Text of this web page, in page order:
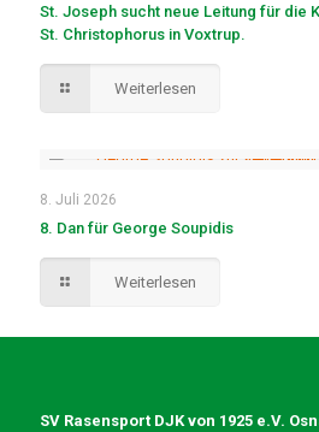
St. Joseph sucht neue Leitung für die
St. Christophorus in Voxtrup.
Weiterlesen
8. Juli 2026
8. Dan für George Soupidis
Weiterlesen
SV Rasensport DJK von 1925 e.V.